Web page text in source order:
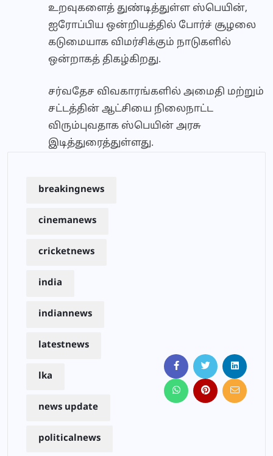
உறவுகளைத் துண்டித்துள்ள ஸ்பெயின்,
ஐரோப்பிய ஒன்றியத்தில் போர்ச் சூழலை
கடுமையாக விமர்சிக்கும் நாடுகளில்
ஒன்றாகத் திகழ்கிறது.
சர்வதேச விவகாரங்களில் அமைதி மற்றும்
சட்டத்தின் ஆட்சியை நிலைநாட்ட
விரும்புவதாக ஸ்பெயின் அரசு
இடித்துரைத்துள்ளது.
breakingnews
cinemanews
cricketnews
india
indiannews
latestnews
lka
news update
politicalnews